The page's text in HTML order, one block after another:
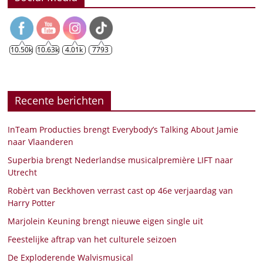
10.50k 10.63k 4.01k 7793
Recente berichten
InTeam Producties brengt Everybody’s Talking About Jamie
naar Vlaanderen
Superbia brengt Nederlandse musicalpremière LIFT naar
Utrecht
Robèrt van Beckhoven verrast cast op 46e verjaardag van
Harry Potter
Marjolein Keuning brengt nieuwe eigen single uit
Feestelijke aftrap van het culturele seizoen
De Exploderende Walvismusical